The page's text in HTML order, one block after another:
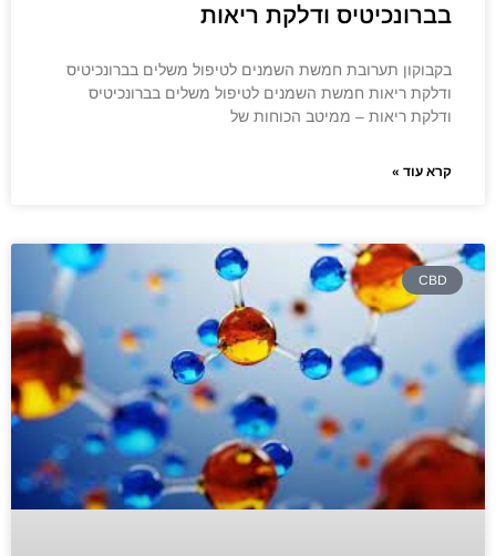
בברונכיטיס ודלקת ריאות
בקבוקון תערובת חמשת השמנים לטיפול משלים בברונכיטיס
ודלקת ריאות חמשת השמנים לטיפול משלים בברונכיטיס
ודלקת ריאות – ממיטב הכוחות של
קרא עוד »
CBD